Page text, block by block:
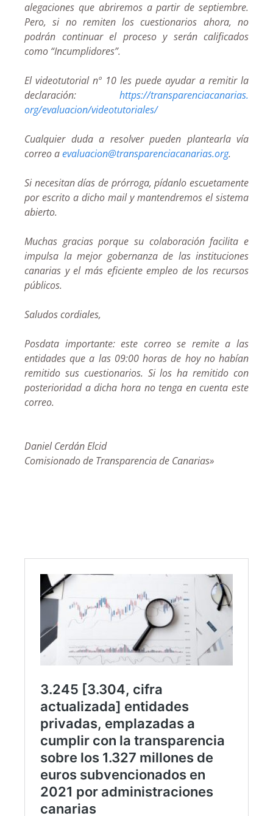
alegaciones que abriremos a partir de septiembre.
Pero, si no remiten los cuestionarios ahora, no
podrán continuar el proceso y serán calificados
como “Incumplidores”.
El videotutorial nº 10 les puede ayudar a remitir la
declaración: https://transparenciacanarias.
org/evaluacion/videotutoriales/
Cualquier duda a resolver pueden plantearla vía
correo aevaluacion@transparenciacanarias.org.
Si necesitan días de prórroga, pídanlo escuetamente
por escrito a dicho mail y mantendremos el sistema
abierto.
Muchas gracias porque su colaboración facilita e
impulsa la mejor gobernanza de las instituciones
canarias y el más eficiente empleo de los recursos
públicos.
Saludos cordiales,
Posdata importante: este correo se remite a las
entidades que a las 09:00 horas de hoy no habían
remitido sus cuestionarios. Si los ha remitido con
posterioridad a dicha hora no tenga en cuenta este
correo.
Daniel Cerdán Elcid
Comisionado de Transparencia de Canarias»